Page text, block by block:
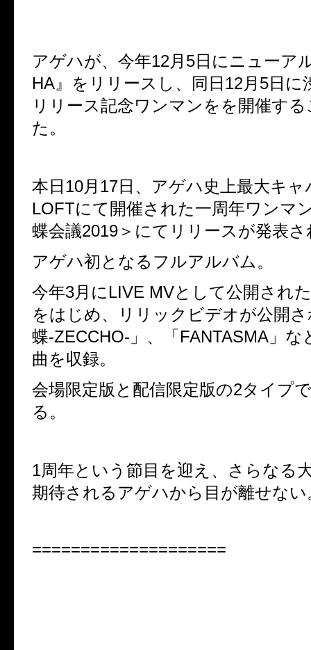
アゲハが、今年12月5日にニューア
HA』をリリースし、同日12月5日に
リリース記念ワンマンをを開催す
た。
本日10月17日、アゲハ史上最大キ
LOFTにて開催された一周年ワンマ
蝶会議2019＞にてリリースが発表
アゲハ初となるフルアルバム。
今年3月にLIVE MVとして公開され
をはじめ、リリックビデオが公開
蝶-ZECCHO-」、「FANTASMA」な
曲を収録。
会場限定版と配信限定版の2タイプ
る。
1周年という節目を迎え、さらなる
期待されるアゲハから目が離せない
====================